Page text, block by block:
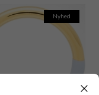
Nyhed